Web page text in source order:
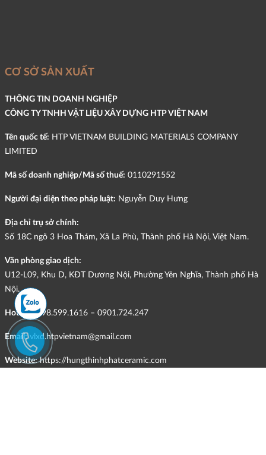
CƠ SỞ SẢN XUẤT
THÔNG TIN DOANH NGHIỆP
CÔNG TY TNHH VẬT LIỆU XÂY DỰNG HTP VIỆT NAM
Tên quốc tế: HTP VIETNAM BUILDING MATERIALS COMPANY
LIMITED
Mã số doanh nghiệp/Mã số thuế: 0110291552
Người đại diện theo pháp luật: Nguyễn Duy Hưng
Địa chỉ trụ sở chính:
Số 18C ngõ 3 Hoa Thám, Xã La Phù, Thành phố Hà Nội, Việt Nam.
Văn phòng giao dịch:
U12-L09, Khu D, KĐT Dương Nội, Phường Yên Nghĩa, Thành phố Hà
Nội.
Hotline:098.599.1616 – 0901.724.247
Email: vlxd.htpvietnam@gmail.com
Website: https://hungthinhphatceramic.com